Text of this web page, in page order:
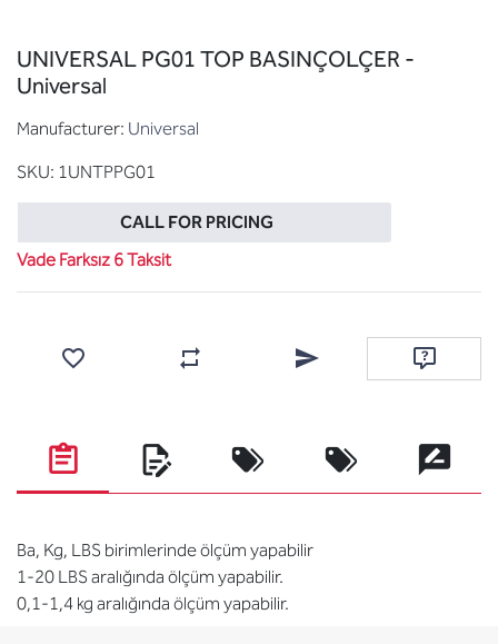
UNIVERSAL PG01 TOP BASINÇOLÇER -
Universal
Manufacturer: Universal
SKU: 1UNTPPG01
CALL FOR PRICING
Vade Farksız 6 Taksit
Add to wishlist Add to compare listEmail a friend Ask
Ba, Kg, LBS birimlerinde ölçüm yapabilir
1-20 LBS aralığında ölçüm yapabilir.
0,1-1,4 kg aralığında ölçüm yapabilir.